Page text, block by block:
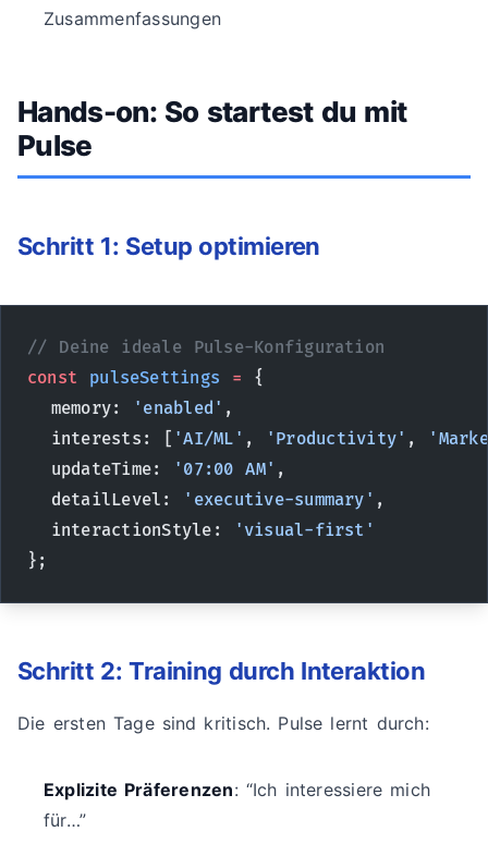
Zusammenfassungen
Hands-on: So startest du mit
Pulse
Schritt 1: Setup optimieren
// Deine ideale Pulse-Konfiguration
const pulseSettings = {
  memory:
'enabled' ,
  interests: [
'AI/ML' , 'Productivity' ,
  updateTime:
'07:00 AM' ,
  detailLevel:
'executive-summary' ,
  interactionStyle:
'visual-first'
};
Schritt 2: Training durch Interaktion
Die ersten Tage sind kritisch. Pulse lernt durch:
Explizite Präferenzen: “Ich interessiere mich
für…”